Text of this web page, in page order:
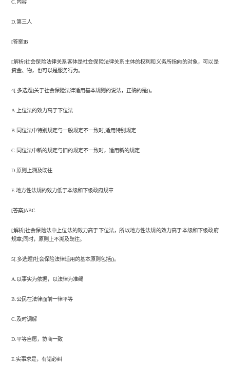
C.内容
D.第三人
[答案]B
[解析]社会保险法律关系客体是社会保险法律关系主体的权利和义务所指向的对象，可以是
资金、物，也可以是服务行为。
4[.多选题]关于社会保险法律适用基本规则的说法，正确的是()。
A.上位法的效力高于下位法
B.同位法中特别规定与一般规定不一致时,适用特别规定
C.同位法中新的规定与旧的规定不一致时，适用新的规定
D.原则上溯及既往
E.地方性法规的效力低于本级和下级政府规章
[答案]ABC
[解析]社会保险法中上位法的效力高于下位法，所以地方性法规的效力高于本级和下级政府
规章;同时，原则上不溯及既往。
5[.多选题]社会保险法律适用的基本原则包括()。
A.以事实为依据，以法律为准绳
B.公民在法律面前一律平等
C.及时调解
D.平等自愿，协商一致
E.实事求是，有错必纠